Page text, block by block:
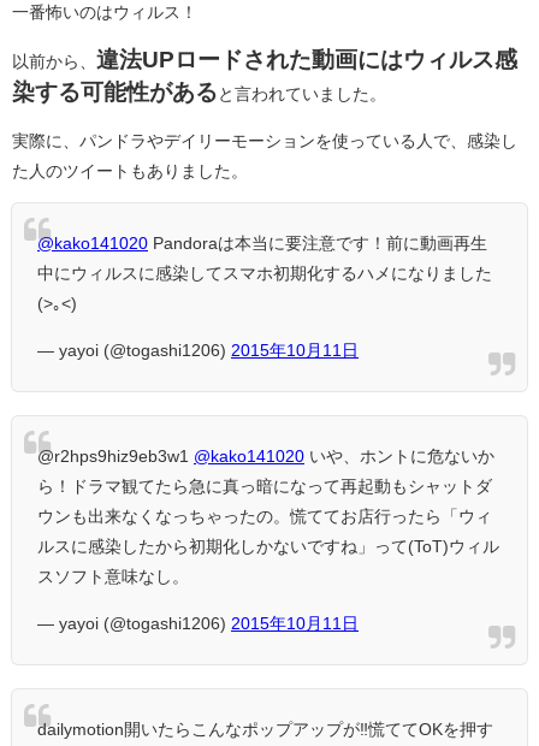
一番怖いのはウィルス！
以前から、 違法UPロードされた動画にはウィルス感
染する可能性がある と言われていました。
実際に、パンドラやデイリーモーションを使っている人で、感染し
た人のツイートもありました。
@kako141020 Pandoraは本当に要注意です！前に動画再生
中にウィルスに感染してスマホ初期化するハメになりました
(>｡<)
— yayoi (@togashi1206) 2015年10月11日
@r2hps9hiz9eb3w1 @kako141020 いや、ホントに危ないか
ら！ドラマ観てたら急に真っ暗になって再起動もシャットダ
ウンも出来なくなっちゃったの。慌ててお店行ったら「ウィ
ルスに感染したから初期化しかないですね」って(ToT)ウィル
スソフト意味なし。
— yayoi (@togashi1206) 2015年10月11日
dailymotion開いたらこんなポップアップが‼慌ててOKを押す